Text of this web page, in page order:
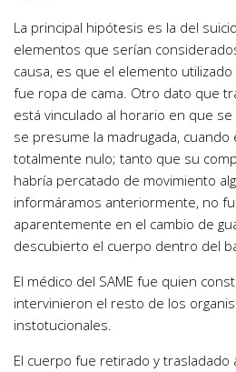
La principal hipótesis es la del
elementos que serían
causa, es que el elemento
fue ropa de cama. Otro dato que
está vinculado al horario en que
se presume la madrugada, cuando
totalmente nulo; tanto que su
habría percatado de movimiento
informáramos anteriormente, no
aparentemente en el cambio de
descubierto el cuerpo dentro del
El médico del SAME fue quien
intervinieron el resto de los
instotucionales.
El cuerpo fue retirado y trasladado